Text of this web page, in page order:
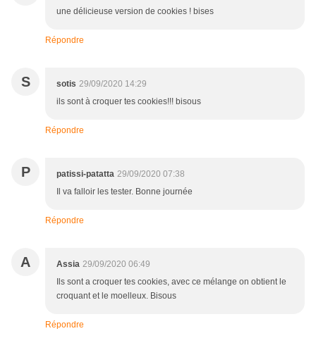
une délicieuse version de cookies ! bises
Répondre
S sotis 29/09/2020 14:29
ils sont à croquer tes cookies!!! bisous
Répondre
P patissi-patatta 29/09/2020 07:38
Il va falloir les tester. Bonne journée
Répondre
A Assia 29/09/2020 06:49
Ils sont a croquer tes cookies, avec ce mélange on obtient le
croquant et le moelleux. Bisous
Répondre